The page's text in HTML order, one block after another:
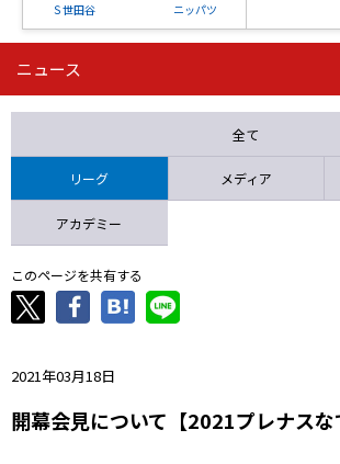
Ｓ世田谷 ニッパツ
第16節 09/05 (土) 15:00
ニッパツ
ニュース
全て
リーグ メディア
アカデミー
このページを共有する
2021年03月18日
開幕会見について【2021プレナスな